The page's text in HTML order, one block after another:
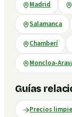
Madrid
Salamanca
Chamberí
Moncloa-
Guías
Precios